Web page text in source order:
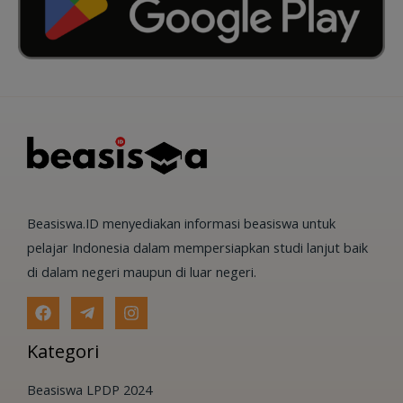
Beasiswa.ID menyediakan informasi beasiswa untuk
pelajar Indonesia dalam mempersiapkan studi lanjut baik
di dalam negeri maupun di luar negeri.
Kategori
Beasiswa LPDP 2024